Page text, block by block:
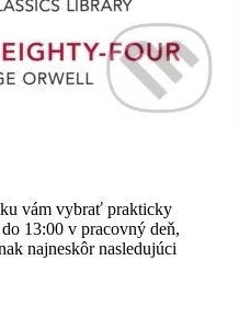
ku vám vybrať prakticky
13:00 v pracovný deň,
najneskôr nasledujúci